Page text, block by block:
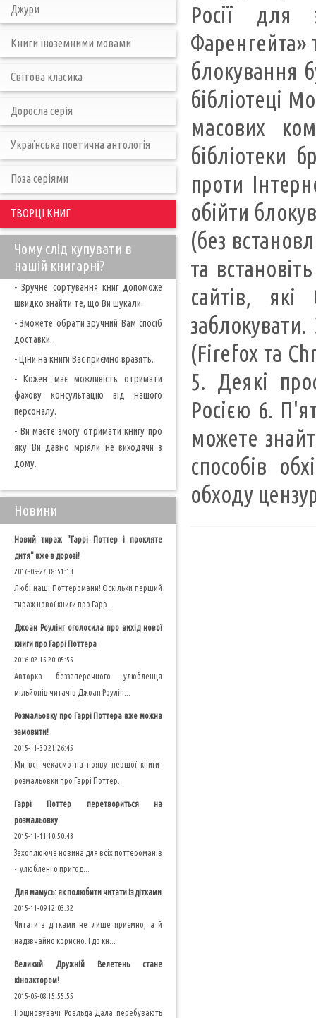
Росії для
Фаренгейта»
блокування
бібліотеці
масових
бібліотеки
проти
обійти
(без
та
сайтів,
(Firefox та
5. Деякі
Росією 6.
можете
способів
обходу
Джури
Книги іноземними мовами
Світова класика
Доросла серія
Українська поетична антологія
Поза серіями
ТВОРЦІ КНИГ
Чому слід купувати в
нашій книгарні?
- Зручне сортування книг допоможе
швидко знайти те, що Ви шукали.
- Зможете обрати зручний Вам спосіб
доставки.
- Ціни на книги Вас приємно вразять.
- Кожен має можливість отримати
фахову консультацію від нашого
персоналу.
- Ви маєте змогу отримати книгу про
яку Ви давно мріяли не виходячи з
дому.
Новини
Новий тираж "Гаррі Поттер і прокляте
дитя" вже в дорозі!
2016-09-27 18:51:13
Любі наші Поттеромани! Оскільки перший
тираж нової книги про Гарр...
Джоан Роулінг оголосила про вихід нової
книги про Гаррі Поттера
2016-02-15 20:05:55
Авторка беззаперечного улюбленця
мільйонів читачів Джоан Роулін...
Розмальовку про Гаррі Поттера вже можна
замовити!
2015-11-30 21:26:45
Ми всі чекаємо на появу першої книги-
розмальовки про Гаррі Поттер...
Гаррі Поттер перетвориться на
розмальовку
2015-11-11 10:50:43
Захоплююча новина для всіх поттероманів
- улюблені о пригод...
Для мамусь: як полюбити читати із дітками
2015-11-09 12:03:32
Читати з дітками не лише приємно, а й
надзвчайно корисно. І до кн...
Великий Дружній Велетень стане
кіноактором!
2015-05-08 15:55:55
Поціновувачі Роальда Дала перебувають